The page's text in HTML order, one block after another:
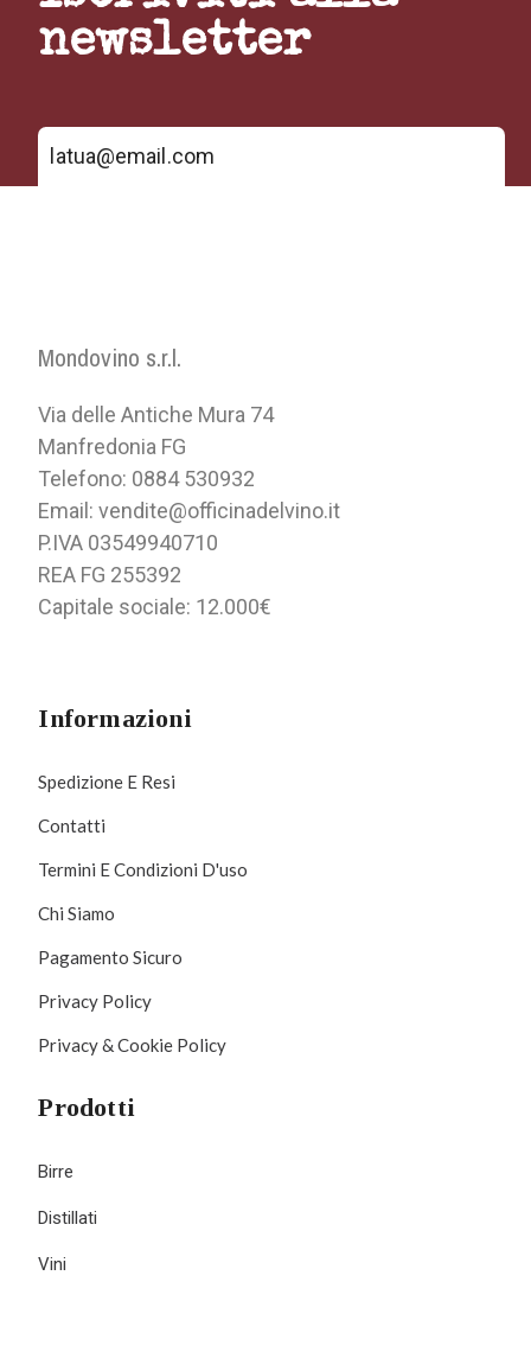
newsletter
Mondovino s.r.l.
Via delle Antiche Mura 74
Manfredonia FG
Telefono: 0884 530932
Email: vendite@officinadelvino.it
P.IVA 03549940710
REA FG 255392
Capitale sociale: 12.000€
Informazioni
Spedizione E Resi
Contatti
Termini E Condizioni D'uso
Chi Siamo
Pagamento Sicuro
Privacy Policy
Privacy & Cookie Policy
Prodotti
Birre
Distillati
Vini